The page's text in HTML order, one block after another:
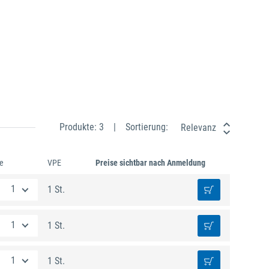
Produkte: 3 Sortierung: Relevanz
VPE Preise sichtbar nach Anmeldung
1 St.
1 St.
1 St.